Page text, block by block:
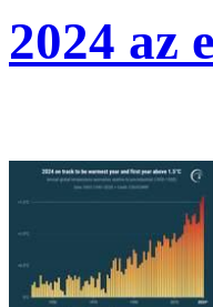
2024 az